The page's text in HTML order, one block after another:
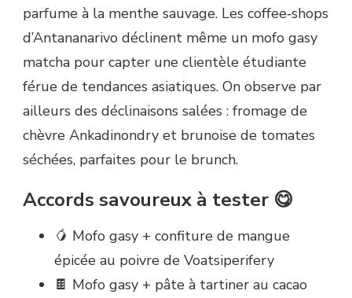
parfume à la menthe sauvage. Les coffee‐shops
d’Antananarivo déclinent même un mofo gasy
matcha pour capter une clientèle étudiante
férue de tendances asiatiques. On observe par
ailleurs des déclinaisons salées : fromage de
chèvre Ankadinondry et brunoise de tomates
séchées, parfaites pour le brunch.
Accords savoureux à tester 😋
🥭 Mofo gasy + confiture de mangue
épicée au poivre de Voatsiperifery
🍫 Mofo gasy + pâte à tartiner au cacao